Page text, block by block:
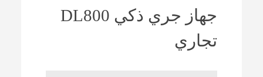
DL800 جهاز جري ذكي
تجاري